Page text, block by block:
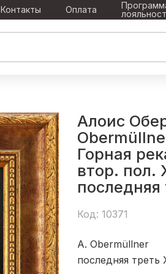
Контакты Оплата
Алоис
Горная
втор. пол.
последняя
Код: 10371
А. Obermüllner
последняя треть